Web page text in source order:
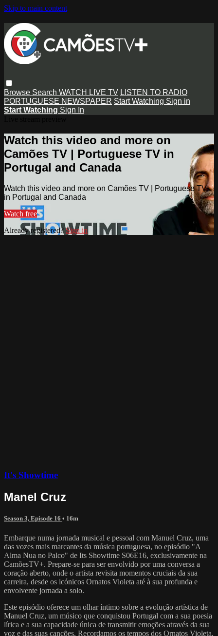
Skip to main content
Browse Search WATCH LIVE TV LISTEN TO RADIO
PORTUGUESE NEWSPAPER Start Watching Sign in
Start Watching Sign In
Watch this video and more on
Camões TV | Portuguese TV in
Portugal and Canada
Watch this video and more on Camões TV | Portuguese TV
in Portugal and Canada
Watch free
Already registered?Sign in
It's Showtime
Manel Cruz
Season 3, Episode 16 • 16m
Embarque numa jornada musical e pessoal com Manuel Cruz, uma
das vozes mais marcantes da música portuguesa, no episódio "A
Alma Nua no Palco" de Its Showtime S06E16, exclusivamente na
CamõesTV+. Prepare-se para ser envolvido por uma conversa a
coração aberto, onde o artista revisita momentos cruciais da sua
carreira, desde os icónicos Ornatos Violeta até à sua profunda e
envolvente jornada a solo.
Este episódio oferece um olhar íntimo sobre a evolução artística de
Manuel Cruz, um músico que conquistou Portugal com a sua poesia
lírica e a sua capacidade única de transmitir emoções através da sua
voz e das suas canções. Recordamos os tempos dos Ornatos Violeta,